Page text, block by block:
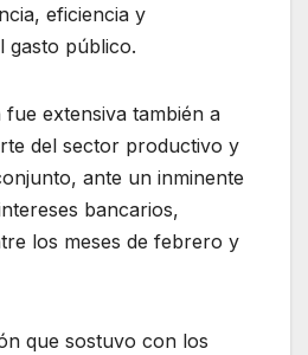
eficiencia y
gasto público.
extensiva también a
del sector productivo y
ante un inminente
bancarios,
los meses de febrero y
que sostuvo con los